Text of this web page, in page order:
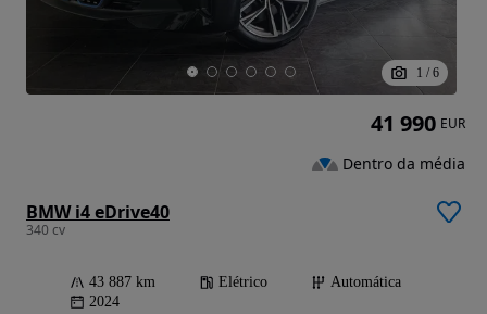
1 / 6
BMW i4 eDrive40
340 cv
43 887 km Elétrico
Automática
2024
41 990 EUR
Dentro da média